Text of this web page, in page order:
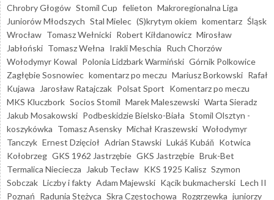
Chrobry Głogów Stomil Cup felieton Makroregionalna Liga
Juniorów Młodszych Stal Mielec (S)krytym okiem komentarz Śląsk
Wrocław Tomasz Wełnicki Robert Kiłdanowicz Mirosław
Jabłoński Tomasz Wełna Irakli Meschia Ruch Chorzów
Wołodymyr Kowal Polonia Lidzbark Warmiński Górnik Polkowice
Zagłębie Sosnowiec komentarz po meczu Mariusz Borkowski Rafał
Kujawa
Jarosław Ratajczak Polsat Sport Komentarz po meczu
MKS Kluczbork Socios Stomil Marek Maleszewski Warta Sieradz
Jakub Mosakowski Podbeskidzie Bielsko-Biała Stomil Olsztyn -
koszykówka Tomasz Asensky Michał Kraszewski Wołodymyr
Tanczyk Ernest Dzięcioł Adrian Stawski Lukáš Kubáň Kotwica
Kołobrzeg GKS 1962 Jastrzębie GKS Jastrzębie Bruk-Bet
Termalica Nieciecza
Jakub Tecław KKS 1925 Kalisz Szymon
Sobczak Liczby i fakty Adam Majewski Kącik bukmacherski Lech II
Poznań Radunia Stężyca Skra Częstochowa Rozgrzewka juniorzy